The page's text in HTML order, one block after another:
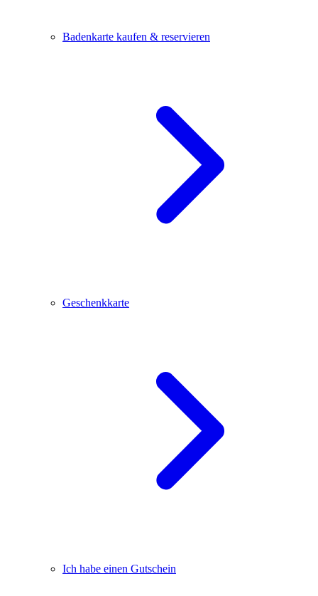
Badenkarte kaufen & reservieren
Geschenkkarte
Ich habe einen Gutschein